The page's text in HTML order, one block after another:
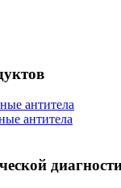
антитела
антитела